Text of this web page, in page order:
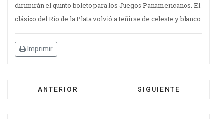
dirimirán el quinto boleto para los Juegos Panamericanos. El
clásico del Río de la Plata volvió a teñirse de celeste y blanco.
Imprimir
ANTERIOR SIGUIENTE